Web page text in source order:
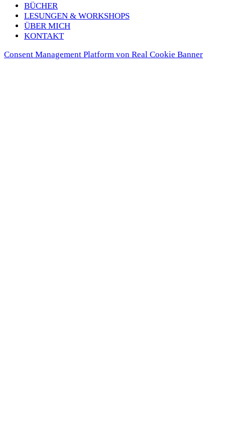
BÜCHER
LESUN­GEN & WORK­SHOPS
ÜBER MICH
KON­TAKT
Consent Management Platform von Real Cookie Banner